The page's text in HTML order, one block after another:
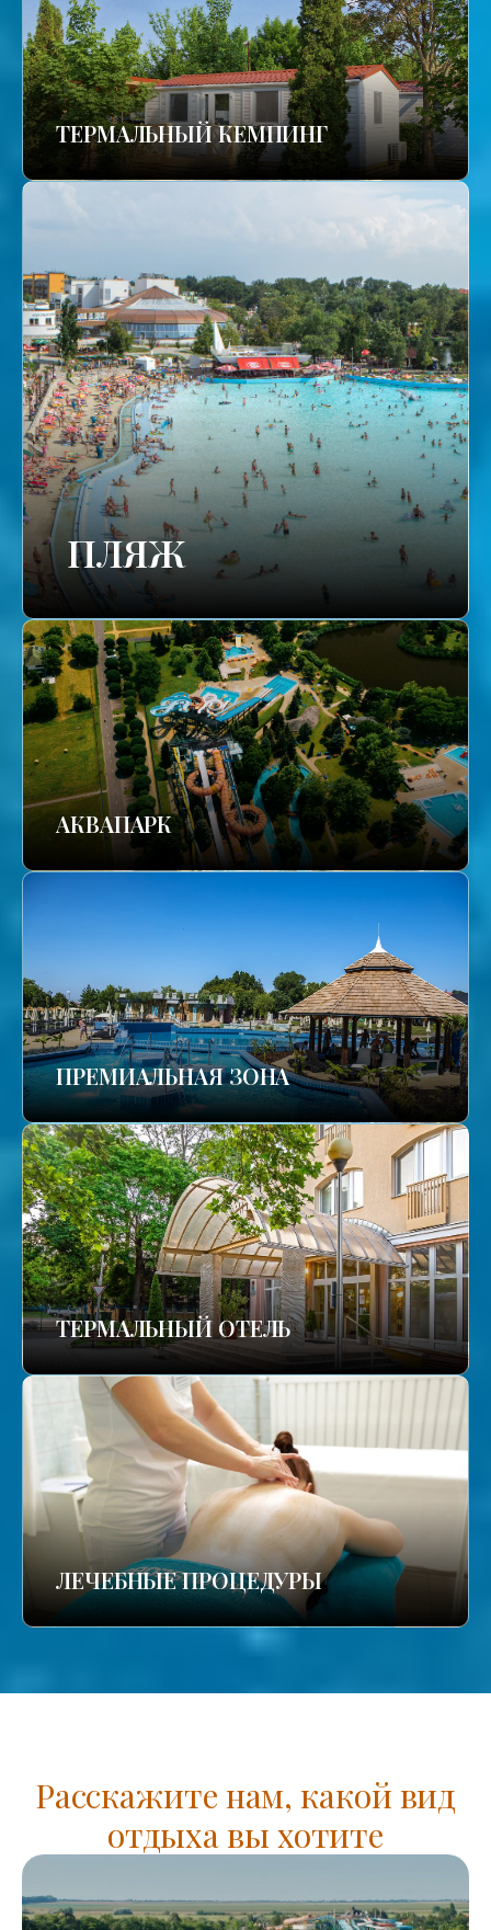
ТЕРМАЛЬНЫЙ КЕМПИНГ
ПЛЯЖ
АКВАПАРК
ПРЕМИАЛЬНАЯ ЗОНА
ТЕРМАЛЬНЫЙ ОТЕЛЬ
ЛЕЧЕБНЫЕ ПРОЦЕДУРЫ
Расскажите нам, какой вид
отдыха вы хотите